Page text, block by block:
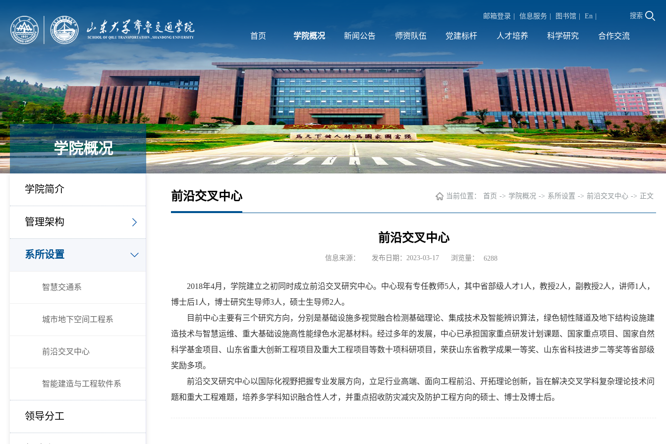
邮箱登录 信息服务 图书馆 En 搜索
首页 学院概况 新闻公告 师资队伍 党建标杆 人才培养 科学研究 合作交流
学院概况
学院简介
管理架构
系所设置
智慧交通系
城市地下空间工程系
前沿交叉中心
智能建造与工程软件系
领导分工
前沿交叉中心 当前位置： 首页 -> 学院概况 -> 系所设置 -> 前沿交叉中心 -> 正文
前沿交叉中心
信息来源： 发布日期：2023-03-17 浏览量： 6288
2018年4月，学院建立之初同时成立前沿交叉研究中心。中心现有专任教师5人，其中省部级人才1人，教授2人，副教授2人，讲师1人，
博士后1人，博士研究生导师3人，硕士生导师2人。
目前中心主要有三个研究方向，分别是基础设施多视觉融合检测基础理论、集成技术及智能辨识算法，绿色韧性隧道及地下结构设施建
造技术与智慧运维、重大基础设施高性能绿色水泥基材料。经过多年的发展，中心已承担国家重点研发计划课题、国家重点项目、国家自然
科学基金项目、山东省重大创新工程项目及重大工程项目等数十项科研项目，荣获山东省教学成果一等奖、山东省科技进步二等奖等省部级
奖励多项。
前沿交叉研究中心以国际化视野把握专业发展方向，立足行业高端、面向工程前沿、开拓理论创新，旨在解决交叉学科复杂理论技术问
题和重大工程难题，培养多学科知识融合性人才，并重点招收防灾减灾及防护工程方向的硕士、博士及博士后。